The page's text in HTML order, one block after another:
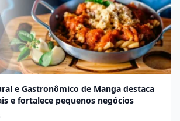
e Gastronômico de Manga destaca
e fortalece pequenos negócios